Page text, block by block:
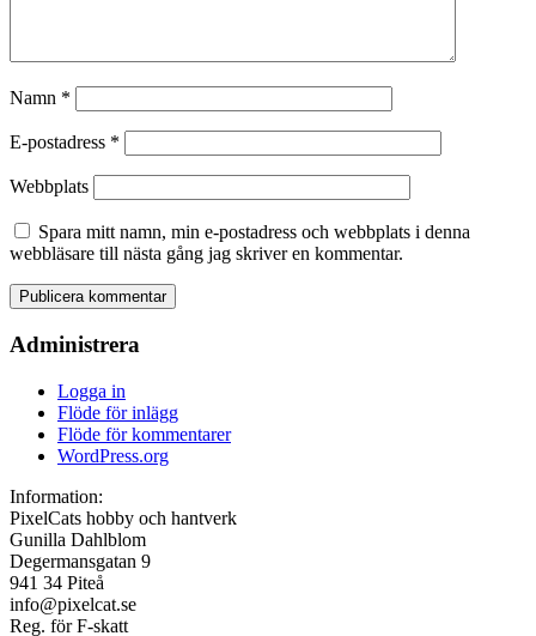
Namn *
E-postadress *
Webbplats
Spara mitt namn, min e-postadress och webbplats i denna
webbläsare till nästa gång jag skriver en kommentar.
Administrera
Logga in
Flöde för inlägg
Flöde för kommentarer
WordPress.org
Information:
PixelCats hobby och hantverk
Gunilla Dahlblom
Degermansgatan 9
941 34 Piteå
info@pixelcat.se
Reg. för F-skatt